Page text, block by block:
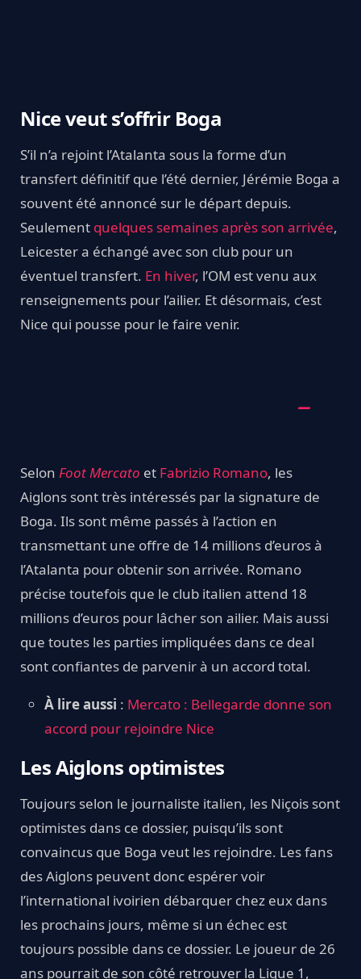
Nice veut s’offrir Boga
S’il n’a rejoint l’Atalanta sous la forme d’un
transfert définitif que l’été dernier, Jérémie Boga a
souvent été annoncé sur le départ depuis.
Seulement quelques semaines après son arrivée,
Leicester a échangé avec son club pour un
éventuel transfert. En hiver, l’OM est venu aux
renseignements pour l’ailier. Et désormais, c’est
Nice qui pousse pour le faire venir.
Selon Foot Mercato et Fabrizio Romano, les
Aiglons sont très intéressés par la signature de
Boga. Ils sont même passés à l’action en
transmettant une offre de 14 millions d’euros à
l’Atalanta pour obtenir son arrivée. Romano
précise toutefois que le club italien attend 18
millions d’euros pour lâcher son ailier. Mais aussi
que toutes les parties impliquées dans ce deal
sont confiantes de parvenir à un accord total.
À lire aussi : Mercato : Bellegarde donne son
accord pour rejoindre Nice
Les Aiglons optimistes
Toujours selon le journaliste italien, les Niçois sont
optimistes dans ce dossier, puisqu’ils sont
convaincus que Boga veut les rejoindre. Les fans
des Aiglons peuvent donc espérer voir
l’international ivoirien débarquer chez eux dans
les prochains jours, même si un échec est
toujours possible dans ce dossier. Le joueur de 26
ans pourrait de son côté retrouver la Ligue 1,